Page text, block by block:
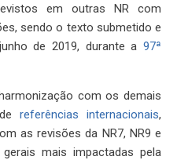
em outras NR com
sendo o texto submetido e
de 2019, durante a 97ª
com os demais
referências internacionais,
as revisões da NR7, NR9 e
mais impactadas pela